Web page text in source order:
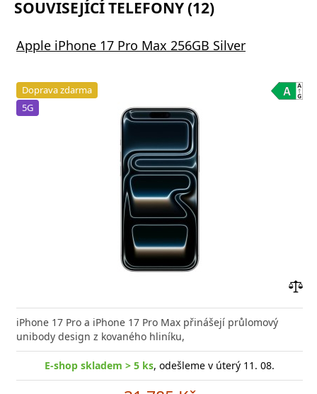
SOUVISEJÍCÍ TELEFONY (12)
Apple iPhone 17 Pro Max 256GB Silver
Doprava zdarma
5G
iPhone 17 Pro a iPhone 17 Pro Max přinášejí průlomový
unibody design z kovaného hliníku,
E-shop skladem > 5 ks, odešleme v úterý 11. 08.